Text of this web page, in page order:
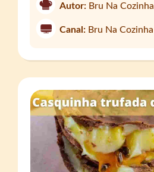
Autor: Bru Na Cozinha
Canal: Bru Na Cozinha